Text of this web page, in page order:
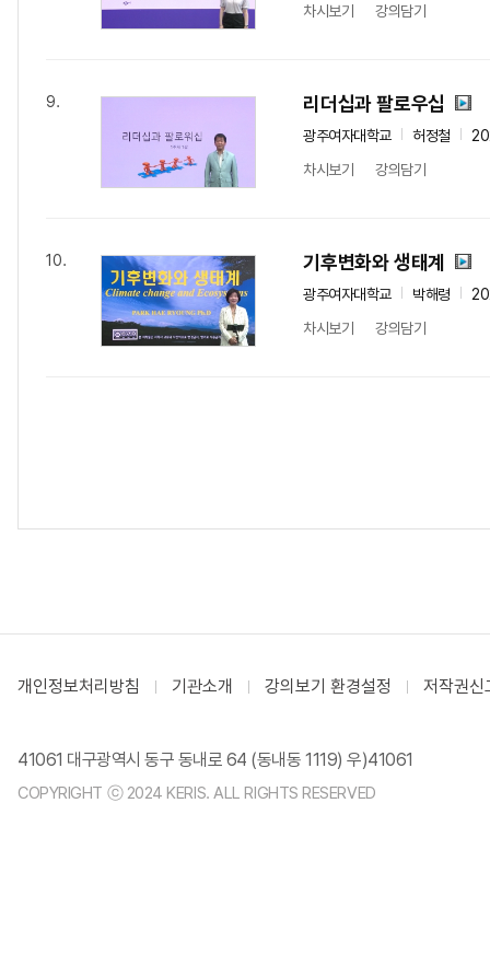
차시보기
강의담기
9. 리더십과 팔로우십
광주여자대학교 허정철
차시보기
강의담기
10. 기후변화와 생태계
광주여자대학교 박해령
차시보기
강의담기
개인정보처리방침 기관소개 강의보기 환경설정 저작권신
41061 대구광역시 동구 동내로 64 (동내동 1119) 우)41061
COPYRIGHT ⓒ 2024 KERIS. ALL RIGHTS RESERVED